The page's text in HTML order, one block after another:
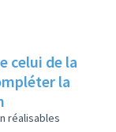
celui de la
la
réalisables